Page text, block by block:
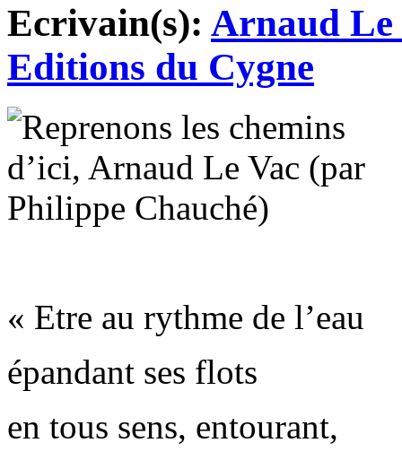
Ecrivain(s): Arnaud Le
Editions du Cygne
« Etre au rythme de l’eau
épandant ses flots
en tous sens, entourant,